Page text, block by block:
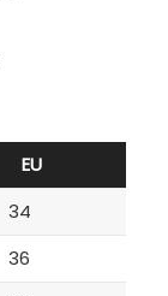
EU
34
36